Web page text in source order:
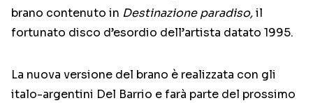
brano contenuto in Destinazione paradiso,il
fortunato disco d’esordio dell’artista datato 1995.
La nuova versione del brano è realizzata con gli
italo-argentini Del Barrio e farà parte del prossimo